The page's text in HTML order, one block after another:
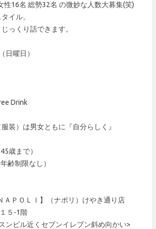
性16名 総勢32名 の微妙な人数大募集(笑)
イル。
っくり話できます。
日曜日）
Drink
装）は男女ともに『自分らしく』
歳まで）
齢制限なし）
ＡＰＯＬＩ】（ナポリ）けやき通り店
５-1階
ンビル近くセブンイレブン斜め向かい>